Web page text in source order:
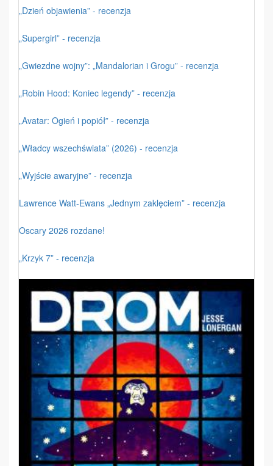
„Dzień objawienia” - recenzja
„Supergirl” - recenzja
„Gwiezdne wojny”: „Mandalorian i Grogu” - recenzja
„Robin Hood: Koniec legendy” - recenzja
„Avatar: Ogień i popiół” - recenzja
„Władcy wszechświata” (2026) - recenzja
„Wyjście awaryjne” - recenzja
Lawrence Watt-Ewans „Jednym zaklęciem” - recenzja
Oscary 2026 rozdane!
„Krzyk 7” - recenzja